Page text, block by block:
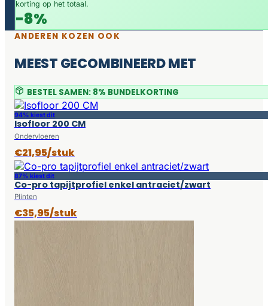
korting op het totaal.
-8%
ANDEREN KOZEN OOK
MEEST GECOMBINEERD MET
BESTEL SAMEN: 8% BUNDELKORTING
94% kiest dit
Isofloor 200 CM
Ondervloeren
€21,95/stuk
87% kiest dit
Co-pro tapijtprofiel enkel antraciet/zwart
Plinten
€35,95/stuk